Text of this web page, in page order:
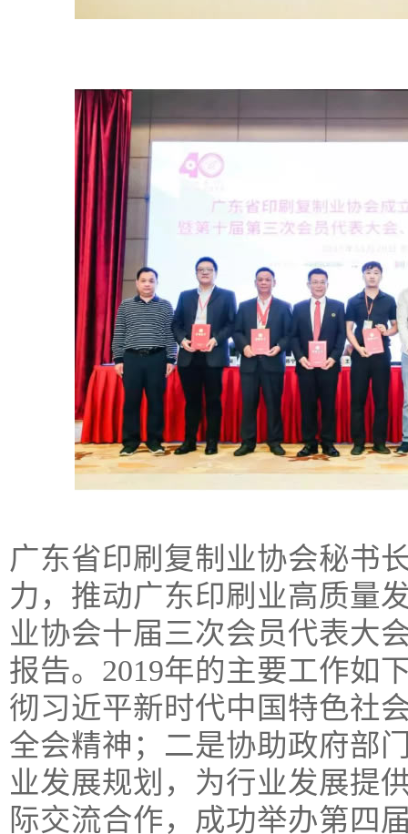
广东省印刷复制业协会秘书
力，推动广东印刷业高质
业协会十届三次会员代表大
报告。2019年的主要工作如
彻习近平新时代中国特色社
全会精神；二是协助政府部
业发展规划，为行业发展提
际交流合作，成功举办第四